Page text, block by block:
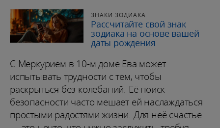
ЗНАКИ ЗОДИАКА
Рассчитайте свой знак
зодиака на основе вашей
даты рождения
С Меркурием в 10-м доме Ева может
испытывать трудности с тем, чтобы
раскрыться без колебаний. Её поиск
безопасности часто мешает ей наслаждаться
простыми радостями жизни. Для неё счастье